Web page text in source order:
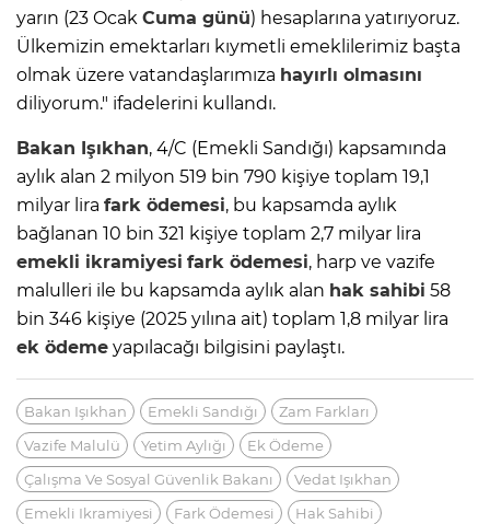
yarın (23 Ocak Cuma günü) hesaplarına yatırıyoruz.
Ülkemizin emektarları kıymetli emeklilerimiz başta
olmak üzere vatandaşlarımıza hayırlı olmasını
diliyorum." ifadelerini kullandı.
Bakan Işıkhan, 4/C (Emekli Sandığı) kapsamında
aylık alan 2 milyon 519 bin 790 kişiye toplam 19,1
milyar lira fark ödemesi, bu kapsamda aylık
bağlanan 10 bin 321 kişiye toplam 2,7 milyar lira
emekli ikramiyesi fark ödemesi, harp ve vazife
malulleri ile bu kapsamda aylık alan hak sahibi 58
bin 346 kişiye (2025 yılına ait) toplam 1,8 milyar lira
ek ödeme yapılacağı bilgisini paylaştı.
Bakan Işıkhan Emekli Sandığı
Zam Farkları
Vazife Malulü
Yetim Aylığı
Ek Ödeme
Çalışma Ve Sosyal Güvenlik Bakanı
Vedat Işıkhan
Emekli Ikramiyesi
Fark Ödemesi
Hak Sahibi